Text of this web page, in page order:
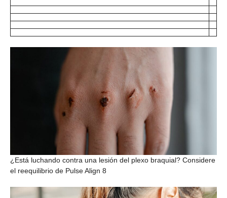
¿Está luchando contra una lesión del plexo braquial? Considere
el reequilibrio de Pulse Align 8